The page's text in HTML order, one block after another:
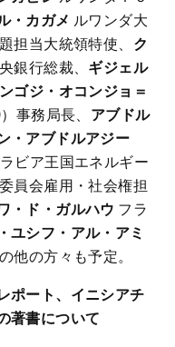
・カガメ ルワンダ大
担当大統領特使、 ク
銀行総裁、 ギジェル
ンゴジ・オコンジョ＝
事務局長、 アブドル
・アブドルアジー
ビア王国エネルギー
員会雇用・社会権担
・ド・ガルハウ フラ
ユシフ・アル・アミ
他の方々も予定。
ポート、イニシアチ
著書について